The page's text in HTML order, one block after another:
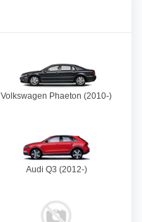
Volkswagen Phaeton (2010-)
Audi Q3 (2012-)